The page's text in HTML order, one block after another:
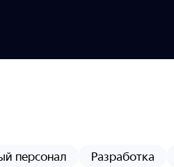
персонал Разработка